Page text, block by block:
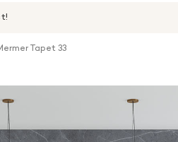
Tapet 33